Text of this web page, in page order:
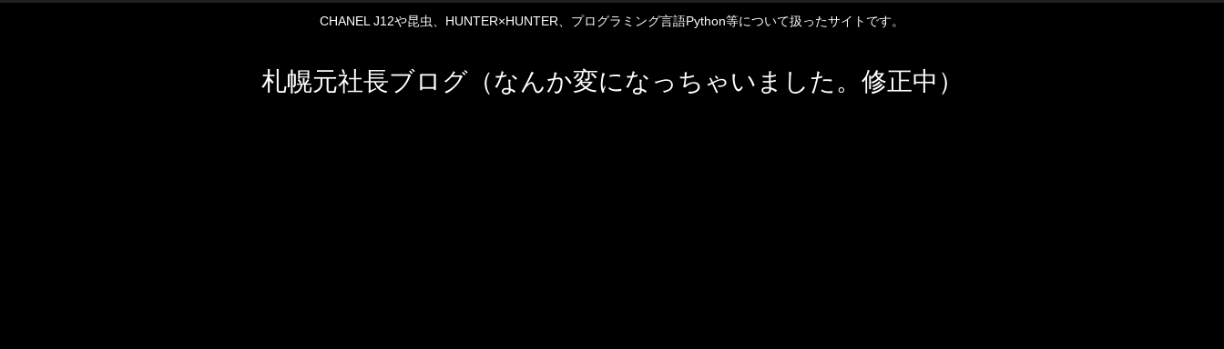
CHANEL J12や昆虫、HUNTER×HUNTER、プログラミング言語Python等について扱ったサイトです。
札幌元社長ブログ（なんか変になっちゃいました。修正中）